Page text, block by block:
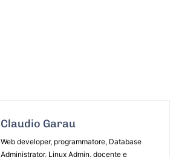
Claudio Garau
Web developer, programmatore, Database
Administrator, Linux Admin, docente e